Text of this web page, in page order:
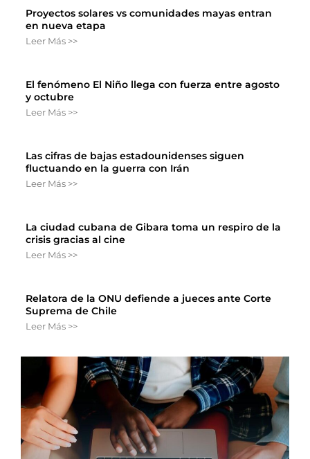
Proyectos solares vs comunidades mayas entran
en nueva etapa
Leer Más >>
El fenómeno El Niño llega con fuerza entre agosto
y octubre
Leer Más >>
Las cifras de bajas estadounidenses siguen
fluctuando en la guerra con Irán
Leer Más >>
La ciudad cubana de Gibara toma un respiro de la
crisis gracias al cine
Leer Más >>
Relatora de la ONU defiende a jueces ante Corte
Suprema de Chile
Leer Más >>